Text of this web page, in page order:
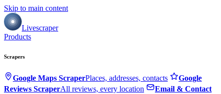
Skip to main content
Livescraper
Products
Scrapers
Google Maps ScraperPlaces, addresses, contacts
Google
Reviews ScraperAll reviews, every location
Email & Contact